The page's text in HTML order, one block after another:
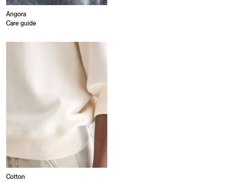
Angora
Care guide
Cotton